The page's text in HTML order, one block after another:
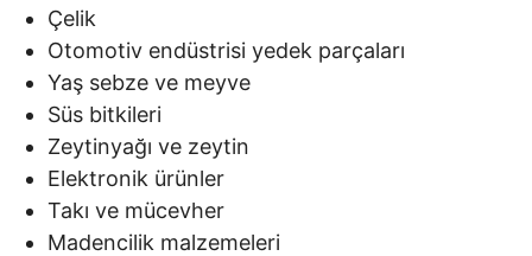
Çelik
Otomotiv endüstrisi yedek parçaları
Yaş sebze ve meyve
Süs bitkileri
Zeytinyağı ve zeytin
Elektronik ürünler
Takı ve mücevher
Madencilik malzemeleri